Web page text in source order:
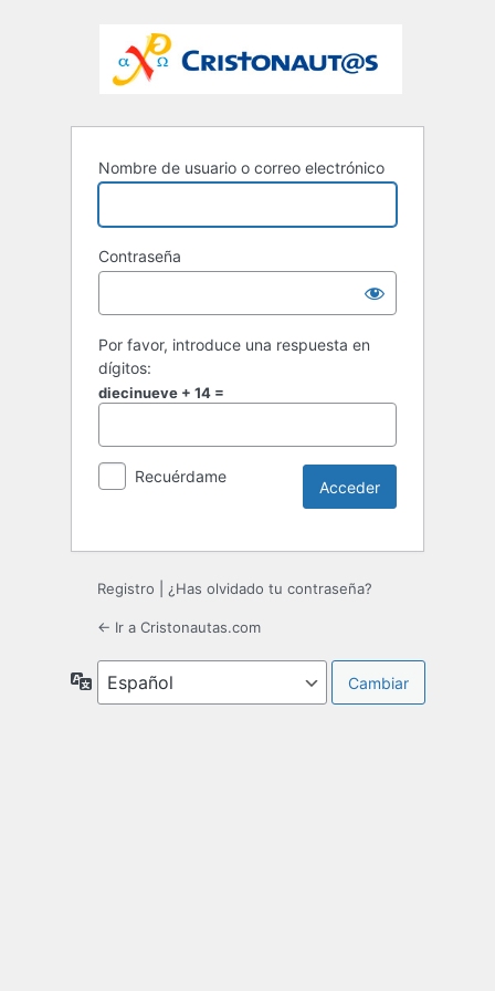
Nombre de usuario o correo electrónico
Contraseña
Por favor, introduce una respuesta en
dígitos:
diecinueve + 14 =
Recuérdame
Registro ¿Has olvidado tu contraseña?
← Ir a Cristonautas.com
Idioma